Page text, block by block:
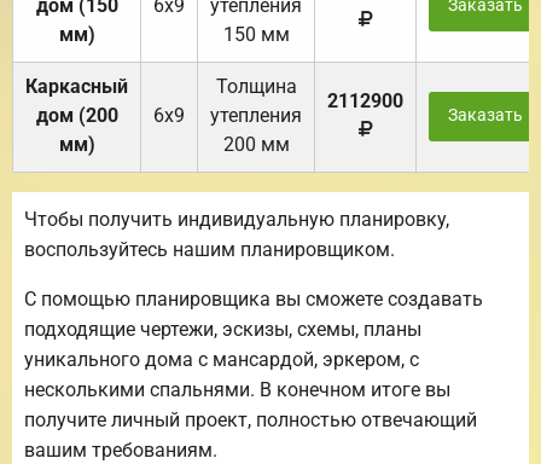
дом (150
мм)
6х9
утепления
150 мм
Заказать
Каркасный
дом (200
мм)
6х9
Толщина
утепления
200 мм
2112900
Заказать
Чтобы получить индивидуальную планировку,
воспользуйтесь нашим планировщиком.
С помощью планировщика вы сможете создавать
подходящие чертежи, эскизы, схемы, планы
уникального дома с мансардой, эркером, с
несколькими спальнями. В конечном итоге вы
получите личный проект, полностью отвечающий
вашим требованиям.